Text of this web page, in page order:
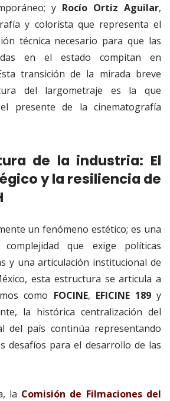
y Rocío Ortiz Aguilar,
y colorista que representa el
técnica necesario para que las
en el estado compitan en
transición de la mirada breve
del largometraje es la que
presente de la cinematografía
de la industria: El
y la resiliencia de
un fenómeno estético; es una
que exige políticas
y una articulación institucional de
esta estructura se articula a
como FOCINE, EFICINE 189y
la histórica centralización del
del país continúa representando
desafíos para el desarrollo de las
la Comisión de Filmaciones del